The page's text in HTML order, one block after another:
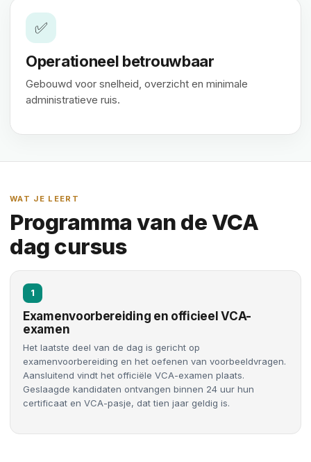
✅
Operationeel betrouwbaar
Gebouwd voor snelheid, overzicht en minimale
administratieve ruis.
WAT JE LEERT
Programma van de VCA
dag cursus
1
Examenvoorbereiding en officieel VCA-
examen
Het laatste deel van de dag is gericht op
examenvoorbereiding en het oefenen van voorbeeldvragen.
Aansluitend vindt het officiële VCA-examen plaats.
Geslaagde kandidaten ontvangen binnen 24 uur hun
certificaat en VCA-pasje, dat tien jaar geldig is.